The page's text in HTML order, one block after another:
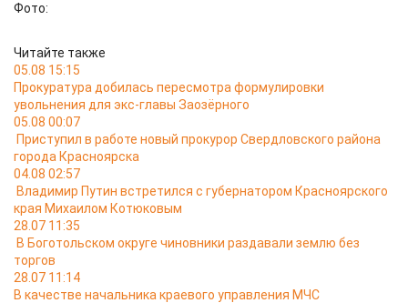
Фото:
Читайте также
05.08 15:15
Прокуратура добилась пересмотра формулировки
увольнения для экс-главы Заозёрного
05.08 00:07
Приступил в работе новый прокурор Свердловского района
города Красноярска
04.08 02:57
Владимир Путин встретился с губернатором Красноярского
края Михаилом Котюковым
28.07 11:35
В Боготольском округе чиновники раздавали землю без
торгов
28.07 11:14
В качестве начальника краевого управления МЧС